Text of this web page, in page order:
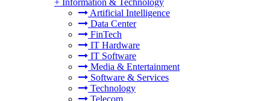
+ Information & Technology
Artificial Intelligence
Data Center
FinTech
IT Hardware
IT Software
Media & Entertainment
Software & Services
Technology
Telecom